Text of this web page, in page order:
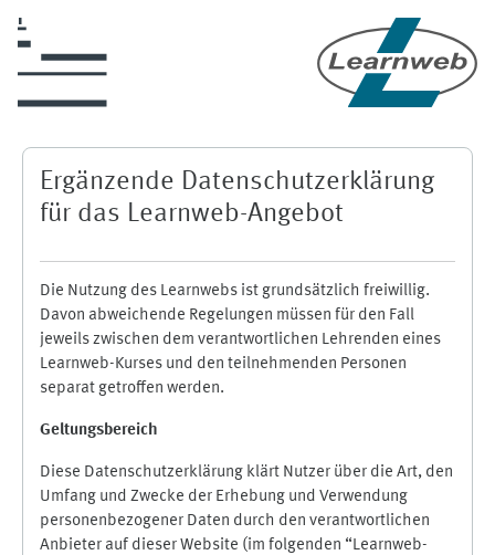
Ergänzende Datenschutzerklärung
für das Learnweb-Angebot
Die Nutzung des Learnwebs ist grundsätzlich freiwillig.
Davon abweichende Regelungen müssen für den Fall
jeweils zwischen dem verantwortlichen Lehrenden eines
Learnweb-Kurses und den teilnehmenden Personen
separat getroffen werden.
Geltungsbereich
Diese Datenschutzerklärung klärt Nutzer über die Art, den
Umfang und Zwecke der Erhebung und Verwendung
personenbezogener Daten durch den verantwortlichen
Anbieter auf dieser Website (im folgenden “Learnweb-